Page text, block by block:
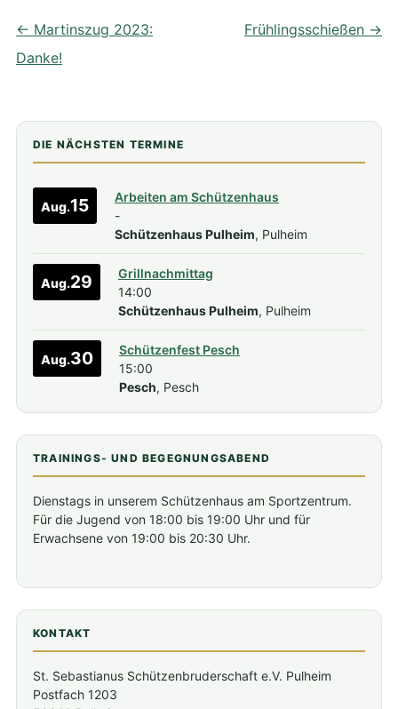
Beitragsnavigation
← Martinszug 2023:
Danke!
Frühlingsschießen →
DIE NÄCHSTEN TERMINE
Aug.15
Arbeiten am Schützenhaus
-
Schützenhaus Pulheim, Pulheim
Aug.29
Grillnachmittag
14:00
Schützenhaus Pulheim, Pulheim
Aug.30
Schützenfest Pesch
15:00
Pesch, Pesch
TRAININGS- UND BEGEGNUNGSABEND
Dienstags in unserem Schützenhaus am Sportzentrum.
Für die Jugend von 18:00 bis 19:00 Uhr und für
Erwachsene von 19:00 bis 20:30 Uhr.
KONTAKT
St. Sebastianus Schützenbruderschaft e.V. Pulheim
Postfach 1203